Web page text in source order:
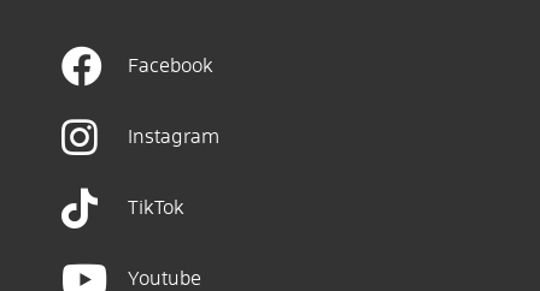
Facebook
Instagram
TikTok
Youtube